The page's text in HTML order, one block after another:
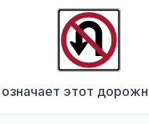
этот